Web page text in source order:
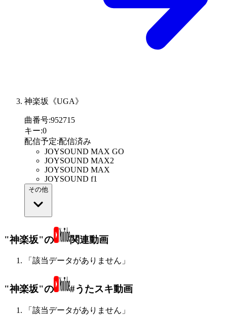
神楽坂《UGA》
曲番号:952715
キー:0
配信予定:配信済み
JOYSOUND MAX GO
JOYSOUND MAX2
JOYSOUND MAX
JOYSOUND f1
その他
"神楽坂"の 関連動画
「該当データがありません」
"神楽坂"の #うたスキ動画
「該当データがありません」